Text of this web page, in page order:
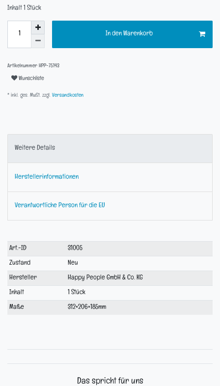
Inhalt Stück
In den Warenkorb
Artikelnummer HPP-75143
Wunschliste
* inkl. ges. MwSt. zzgl. Versandkosten
Weitere Details
Herstellerinformationen
Verantwortliche Person für die EU
Technisches
Wert
Art.-ID 31005
Zustand Neu
Hersteller Happy People GmbH & Co. KG
Inhalt 1 Stück
Maße 312×206×185mm
Das spricht für uns